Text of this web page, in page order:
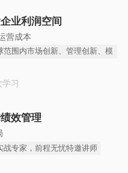
业利润空间
营成本
范围内市场创新、管理创新、模
学习
效管理
战专家，前程无忧特邀讲师